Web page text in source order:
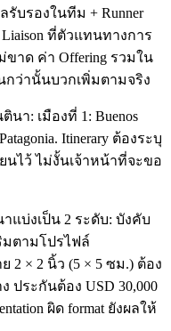
รับรองในทีม + Runner
ที่ตัวแทนทางการ
ขาด ค่า Offering รวมใน
กว่านั้นบวกเพิ่มตามจริง
า: เมืองที่ 1: Buenos
Itinerary ต้องระบุ
นไว้ ไม่งั้นเจ้าหน้าที่จะขอ
าแบ่งเป็น 2 ระดับ: บังคับ
มตามโปรไฟล์
2 × 2 นิ้ว (5 × 5 ซม.) ต้อง
ประกันต้อง USD 30,000
ผิด format ยังผลให้